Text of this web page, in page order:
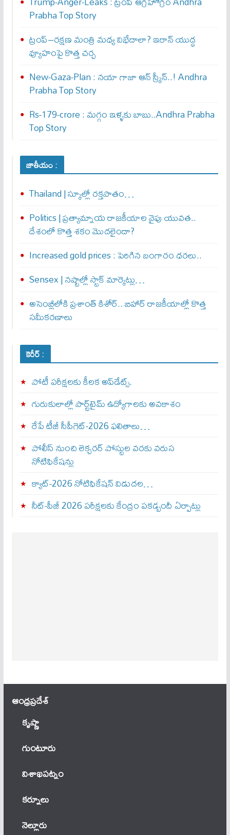
Prabha Top Story
ట్రంప్–రక్షణ మంత్రి మధ్య విభేదాలా? ఇరాన్ యుద్ధ
వ్యూహంపై కొత్త చర్చ
New-Gaza-Plan : న‌యా గాజా ఆన్ స్క్రీన్‌..! Andhra
Prabha Top Story
Rs-179-crore : మ‌గ్గం ఇళ్ళ‌కు బాబు..Andhra Prabha
Top Story
జాతీయం :
Thailand | స్కూల్లో రక్తపాతం…
Politics | ప్రత్యామ్నాయ రాజకీయాల వైపు యువత..
దేశంలో కొత్త శకం మొదలైందా?
Increased gold prices : పెరిగిన బంగారం ధరలు..
Sensex | నష్టాల్లో స్టాక్ మార్కెట్లు…
అసెంబ్లీలోకి ప్రశాంత్ కిశోర్.. బిహార్ రాజకీయాల్లో కొత్త
సమీకరణాలు
కెరీర్ :
పోటీ పరీక్షలకు కీలక అప్‌డేట్స్.
గురుకులాల్లో పార్ట్‌టైమ్ ఉద్యోగాలకు అవకాశం
రేపే టీజీ సీపీగెట్‌-2026 ఫలితాలు…
పోలీస్ నుంచి లెక్చరర్ పోస్టుల వరకు వరుస
నోటిఫికేషన్లు
క్యాట్-2026 నోటిఫికేషన్ విడుదల…
నీట్-పీజీ 2026 పరీక్షలకు కేంద్రం పకడ్బందీ ఏర్పాట్లు
ఆంధ్ర‌ప్ర‌దేశ్
కృష్ణా
గుంటూరు
విశాఖపట్నం
కర్నూలు
నెల్లూరు